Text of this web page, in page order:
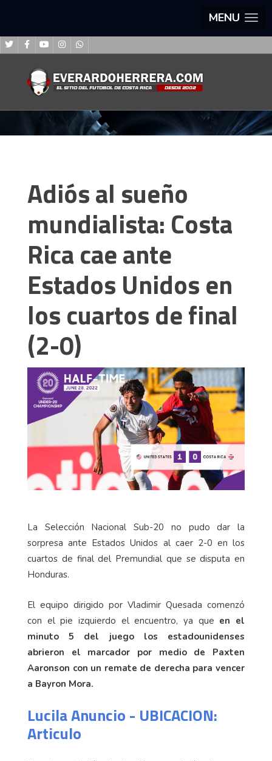
MENU
Adiós al sueño
mundialista: Costa
Rica cae ante
Estados Unidos en
los cuartos de final
(2-0)
La Selección Nacional Sub-20 no pudo dar la
sorpresa ante Estados Unidos al caer 2-0 en los
cuartos de final del Premundial que se disputa en
Honduras.
El equipo dirigido por Vladimir Quesada comenzó
con el pie izquierdo el encuentro, ya que en el
minuto 5 del juego los estadounidenses
abrieron el marcador por medio de Paxten
Aaronson con un remate de derecha para vencer
a Bayron Mora.
Lucila Anuncio - UBICACION:
Articulo